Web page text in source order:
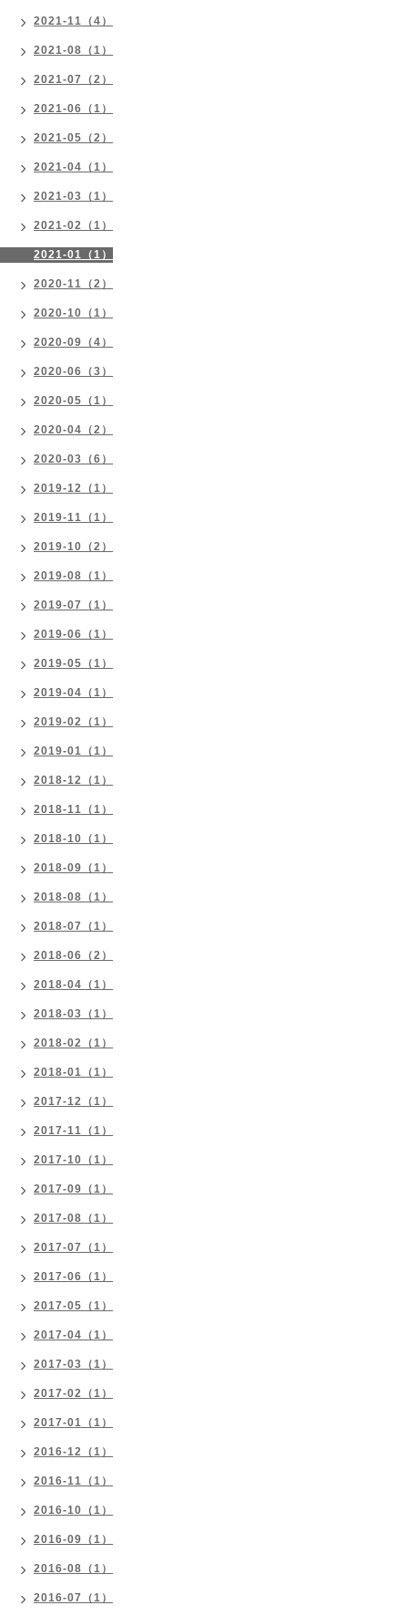
2021-11（4）
2021-08（1）
2021-07（2）
2021-06（1）
2021-05（2）
2021-04（1）
2021-03（1）
2021-02（1）
2021-01（1）
2020-11（2）
2020-10（1）
2020-09（4）
2020-06（3）
2020-05（1）
2020-04（2）
2020-03（6）
2019-12（1）
2019-11（1）
2019-10（2）
2019-08（1）
2019-07（1）
2019-06（1）
2019-05（1）
2019-04（1）
2019-02（1）
2019-01（1）
2018-12（1）
2018-11（1）
2018-10（1）
2018-09（1）
2018-08（1）
2018-07（1）
2018-06（2）
2018-04（1）
2018-03（1）
2018-02（1）
2018-01（1）
2017-12（1）
2017-11（1）
2017-10（1）
2017-09（1）
2017-08（1）
2017-07（1）
2017-06（1）
2017-05（1）
2017-04（1）
2017-03（1）
2017-02（1）
2017-01（1）
2016-12（1）
2016-11（1）
2016-10（1）
2016-09（1）
2016-08（1）
2016-07（1）